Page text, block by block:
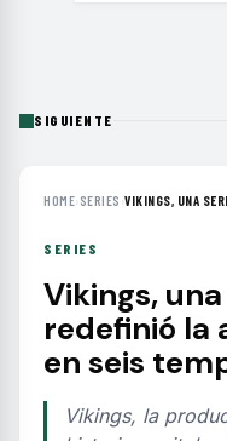
SIGUIENTE
HOME› SERIES ›VIKINGS, UNA
SERIES
Vikings,
redefinió la
en seis
Vikings, la